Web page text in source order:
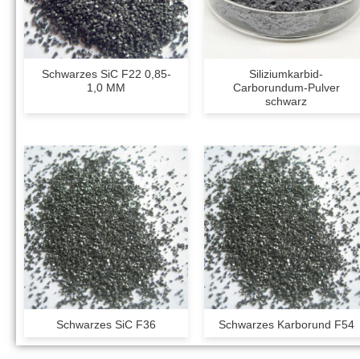
Schwarzes SiC F22 0,85-
1,0 MM
Siliziumkarbid-
Carborundum-Pulver
schwarz
Schwarzes SiC F36 Schwarzes Karborund F54